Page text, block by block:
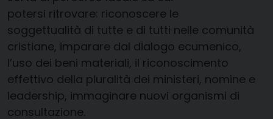
potersi ritrovare: riconoscere le
soggettualità di tutte e di tutti nelle comunità
cristiane, imparare dal dialogo ecumenico,
l’uso dei beni materiali, il riconoscimento
effettivo della pluralità dei ministeri, nomine e
leadership, immaginare nuovi organismi di
consultazione.